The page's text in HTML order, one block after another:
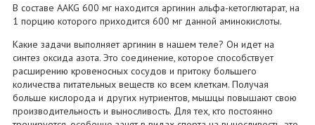
В составе AAKG 600 мг находится аргинин альфа-кетоглютарат, на
1 порцию которого приходится 600 мг данной аминокислоты.
Какие задачи выполняет аргинин в нашем теле? Он идет на
синтез оксида азота. Это соединение, которое способствует
расширению кровеносных сосудов и притоку большего
количества питательных веществ ко всем клеткам. Получая
больше кислорода и других нутриентов, мышцы повышают свою
производительность и выносливость. Для тех, кто постоянно